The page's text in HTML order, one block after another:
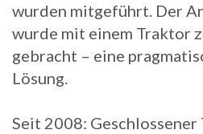
wurden mitgeführt. Der
wurde mit einem Traktor
gebracht – eine
Lösung.
Seit 2008: